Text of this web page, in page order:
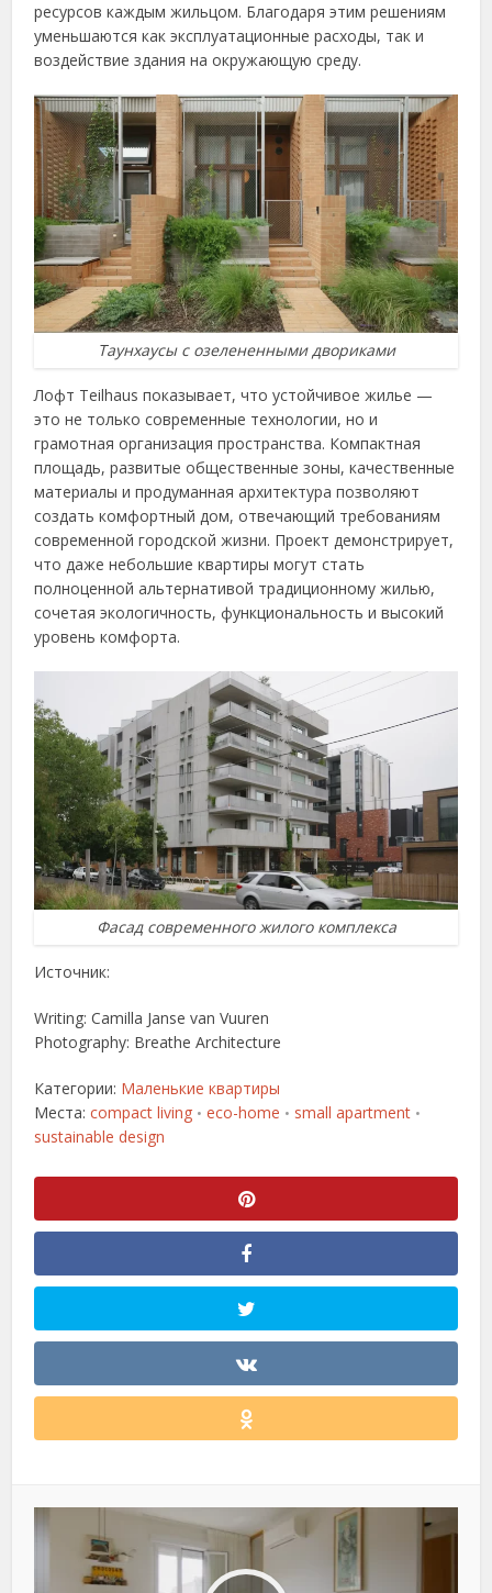
ресурсов каждым жильцом. Благодаря этим решениям
уменьшаются как эксплуатационные расходы, так и
воздействие здания на окружающую среду.
Таунхаусы с озелененными двориками
Лофт Teilhaus показывает, что устойчивое жилье —
это не только современные технологии, но и
грамотная организация пространства. Компактная
площадь, развитые общественные зоны, качественные
материалы и продуманная архитектура позволяют
создать комфортный дом, отвечающий требованиям
современной городской жизни. Проект демонстрирует,
что даже небольшие квартиры могут стать
полноценной альтернативой традиционному жилью,
сочетая экологичность, функциональность и высокий
уровень комфорта.
Фасад современного жилого комплекса
Источник:
Writing: Camilla Janse van Vuuren
Photography: Breathe Architecture
Категории: Маленькие квартиры
Места:compact living • eco-home • small apartment •
sustainable design